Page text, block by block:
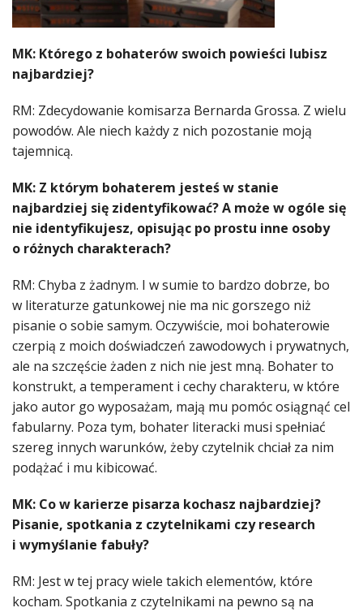
MK: Którego z bohaterów swoich powieści lubisz
najbardziej?
RM: Zdecydowanie komisarza Bernarda Grossa. Z wielu
powodów. Ale niech każdy z nich pozostanie moją
tajemnicą.
MK: Z którym bohaterem jesteś w stanie
najbardziej się zidentyfikować? A może w ogóle się
nie identyfikujesz, opisując po prostu inne osoby
o różnych charakterach?
RM: Chyba z żadnym. I w sumie to bardzo dobrze, bo
w literaturze gatunkowej nie ma nic gorszego niż
pisanie o sobie samym. Oczywiście, moi bohaterowie
czerpią z moich doświadczeń zawodowych i prywatnych,
ale na szczęście żaden z nich nie jest mną. Bohater to
konstrukt, a temperament i cechy charakteru, w które
jako autor go wyposażam, mają mu pomóc osiągnąć cel
fabularny. Poza tym, bohater literacki musi spełniać
szereg innych warunków, żeby czytelnik chciał za nim
podążać i mu kibicować.
MK: Co w karierze pisarza kochasz najbardziej?
Pisanie, spotkania z czytelnikami czy research
i wymyślanie fabuły?
RM: Jest w tej pracy wiele takich elementów, które
kocham. Spotkania z czytelnikami na pewno są na